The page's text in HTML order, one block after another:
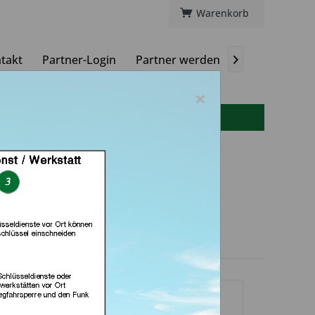
Warenkorb
Partner-Login Partner werden 
Schlüssel Profi
(in Rosdorf)
×